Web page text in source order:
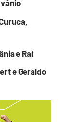
e Raí
e Geraldo